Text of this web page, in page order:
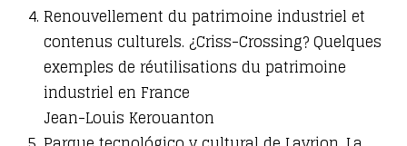
Renouvellement du patrimoine industriel et
contenus culturels. ¿Criss-Crossing? Quelques
exemples de réutilisations du patrimoine
industriel en France
Jean-Louis Kerouanton